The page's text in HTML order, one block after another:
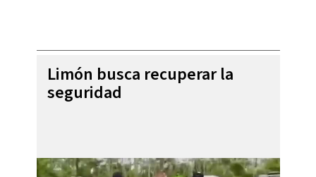
Limón busca recuperar la
seguridad